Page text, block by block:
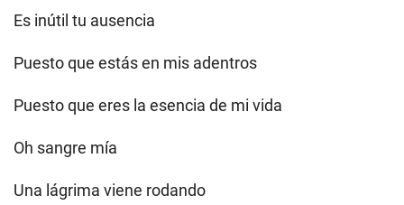
Es inútil tu ausencia
Puesto que estás en mis adentros
Puesto que eres la esencia de mi vida
Oh sangre mía
Una lágrima viene rodando